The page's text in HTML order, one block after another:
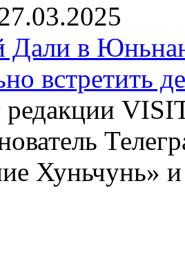
Дали в
встретить
редакции
Хуньчунь»